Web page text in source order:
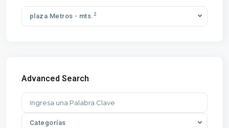
plaza Metros - mts. 2
Advanced Search
Categorías